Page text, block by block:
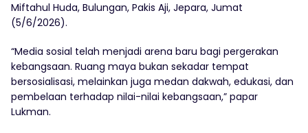
Miftahul Huda, Bulungan, Pakis Aji, Jepara, Jumat
(5/6/2026).
“Media sosial telah menjadi arena baru bagi pergerakan
kebangsaan. Ruang maya bukan sekadar tempat
bersosialisasi, melainkan juga medan dakwah, edukasi, dan
pembelaan terhadap nilai-nilai kebangsaan,” papar
Lukman.